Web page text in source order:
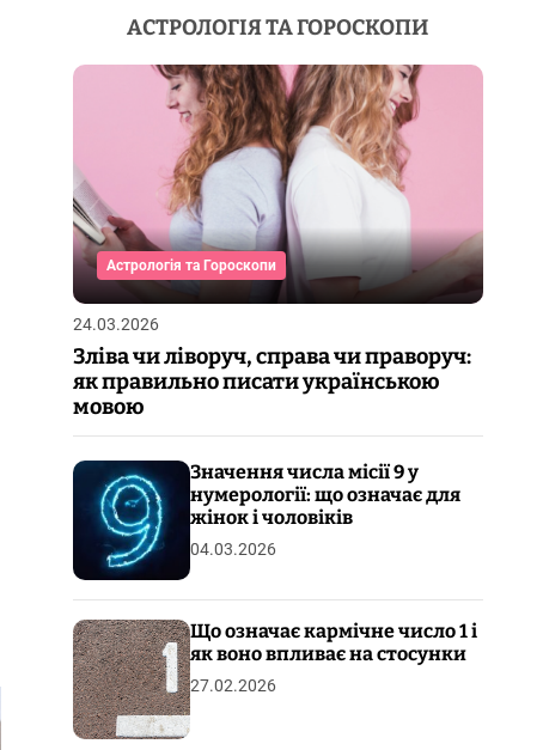
АСТРОЛОГІЯ ТА ГОРОСКОПИ
Астрологія та Гороскопи
24.03.2026
Зліва чи ліворуч, справа чи праворуч:
як правильно писати українською
мовою
Значення числа місії 9 у
нумерології: що означає для
жінок і чоловіків
04.03.2026
Що означає кармічне число 1 і
як воно впливає на стосунки
27.02.2026